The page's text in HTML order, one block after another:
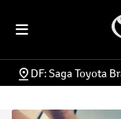
DF: Saga Toyota